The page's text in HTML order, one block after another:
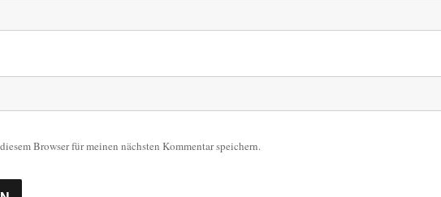
Browser für meinen nächsten Kommentar speichern.